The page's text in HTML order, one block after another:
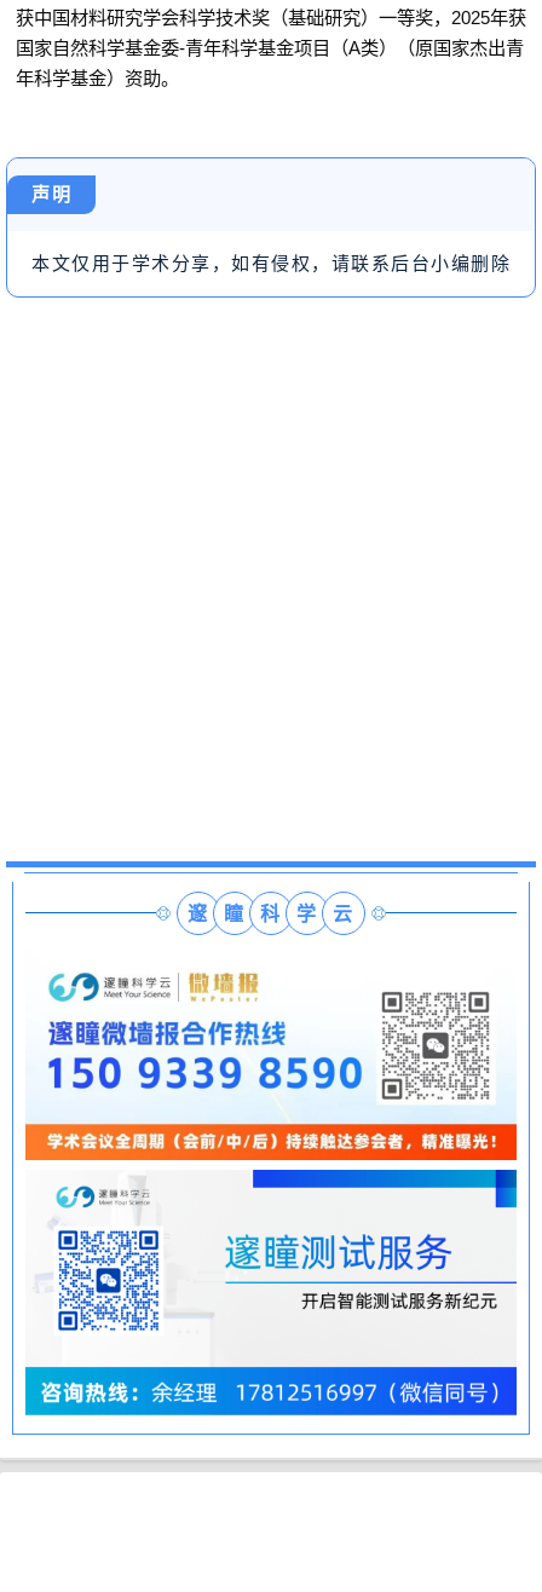
获中国材料研究学会科学技术奖（基础研究）一等奖， 2025年获
国家自然科学基金委-青年科学基金项目（A类）（原国家杰出青
年科学基金）资助。
声明
本文仅用于学术分享，如有侵权，请联系后台小编删除
邃 瞳 科 学 云